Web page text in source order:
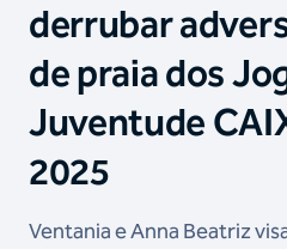
derrubar
de praia dos
Juventude
2025
Ventania e Anna Beatriz